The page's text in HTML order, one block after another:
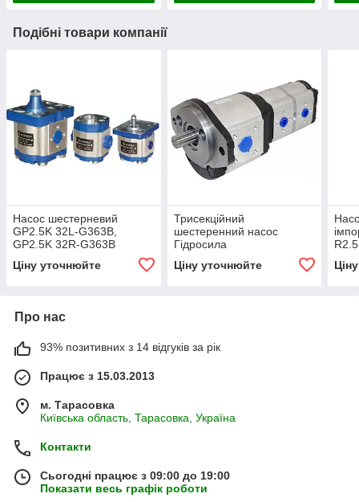
Подібні товари компанії
Насос шестерневий
GP2.5K 32L-G363B,
GP2.5K 32R-G363B
Ціну уточнюйте
Трисекційний
шестеренний насос
Гідросила
A333AAA–F
Ціну уточнюйте
Про нас
93% позитивних з 14 відгуків за рік
Працює з 15.03.2013
м. Тарасовка
Київська область, Тарасовка, Україна
Контакти
Сьогодні працює з 09:00 до 19:00
Показати весь графік роботи